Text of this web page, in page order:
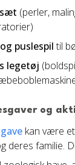
(perler,
puslespiltil
legetøj
og
kan være
deres familie.